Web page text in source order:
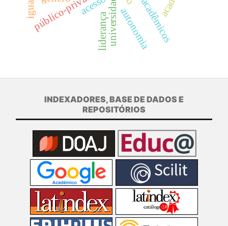
público-privado acadêmicos
universidade
acesso
autonomia
liderança
INDEXADORES, BASE DE DADOS E
REPOSITÓRIOS